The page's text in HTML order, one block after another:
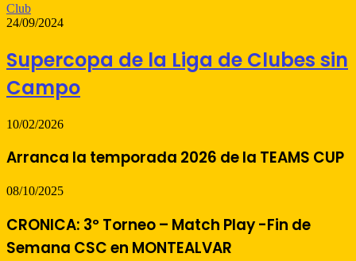
Club
24/09/2024
Supercopa de la Liga de Clubes sin
Campo
10/02/2026
Arranca la temporada 2026 de la TEAMS CUP
08/10/2025
CRONICA: 3º Torneo – Match Play -Fin de
Semana CSC en MONTEALVAR